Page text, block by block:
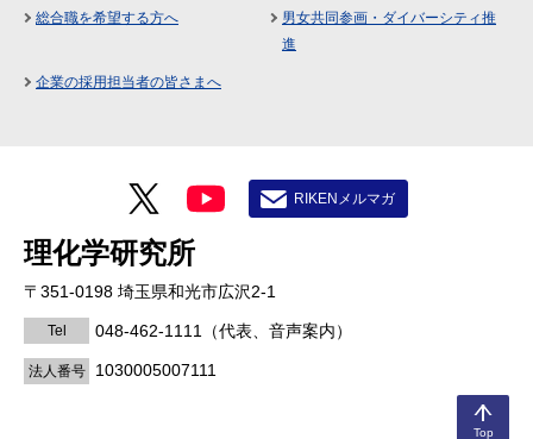
Top
総合職を希望する方へ
男女共同参画・ダイバーシティ推
進
企業の採用担当者の皆さまへ
理化学研究所
〒351-0198 埼玉県和光市広沢2-1
Tel 048-462-1111 （代表、音声案内）
法人番号 1030005007111
RIKENメルマガ